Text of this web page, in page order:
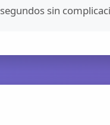
segundos sin